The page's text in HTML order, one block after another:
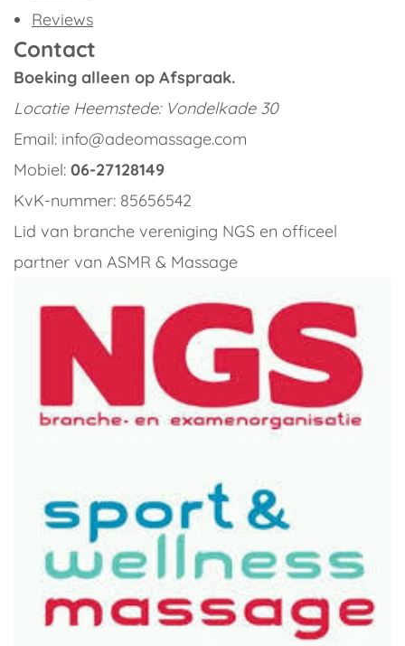
Reviews
Contact
Boeking alleen op Afspraak.
Locatie Heemstede: Vondelkade 30
Email: info@adeomassage.com
Mobiel: 06-27128149
KvK-nummer: 85656542
Lid van branche vereniging NGS en officeel
partner van ASMR & Massage